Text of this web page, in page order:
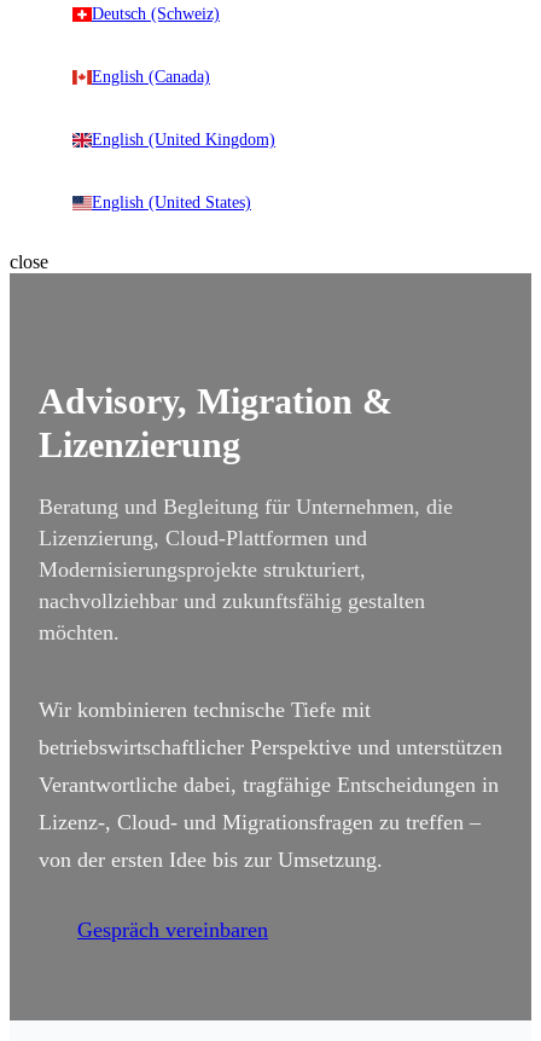
Deutsch (Schweiz)
English (Canada)
English (United Kingdom)
English (United States)
close
Advisory, Migration &
Lizenzierung
Beratung und Begleitung für Unternehmen, die
Lizenzierung, Cloud-Plattformen und
Modernisierungsprojekte strukturiert,
nachvollziehbar und zukunftsfähig gestalten
möchten.
Wir kombinieren technische Tiefe mit
betriebswirtschaftlicher Perspektive und unterstützen
Verantwortliche dabei, tragfähige Entscheidungen in
Lizenz‑, Cloud‑ und Migrationsfragen zu treffen –
von der ersten Idee bis zur Umsetzung.
Gespräch vereinbaren